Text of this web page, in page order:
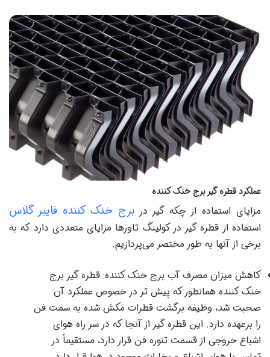
عملکرد قطره گیر برج خنک کننده
مزایای استفاده از چکه گیر دربرج خنک کننده فایبر گلاس
استفاده از قطره گیر در کولینگ تاورها مزایای متعددی دارد که به
برخی از آنها به طور مختصر می‌پردازیم.
کاهش میزان مصرف آب برج خنک کننده: قطره گیر برج
خنک کننده همانطور که پیش تر در خصوص عملکرد آن
صحبت شد، وظیفه برگشت قطرات مکش شده به سمت فن
را برعهده دارد. این قطره گیر از آنجا که در سر راه هوای
اشباع خروجی از قسمت تنوره فن قرار دارد، مستقیماً در